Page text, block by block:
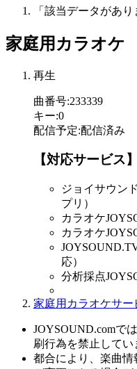
「該当データがあり
家庭用カラオケ
再生
曲番号:233339
キー:0
配信予定:配信済み
【対応サービス】
ジョイサウン
プリ）
カラオケ
カラオケ
応）
分析採点
家庭用カラオケサー
JOYSOUND.comで
刷行為を禁止してい
都合により、楽曲